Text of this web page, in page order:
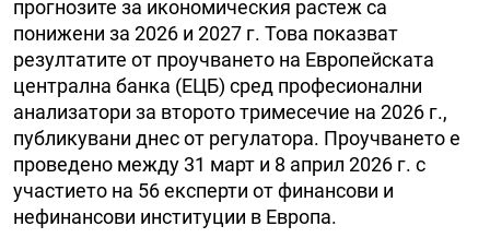
прогнозите за икономическия растеж са
понижени за 2026 и 2027 г. Това показват
резултатите от проучването на Европейската
централна банка (ЕЦБ) сред професионални
анализатори за второто тримесечие на 2026 г.,
публикувани днес от регулатора. Проучването е
проведено между 31 март и 8 април 2026 г. с
участието на 56 експерти от финансови и
нефинансови институции в Европа.